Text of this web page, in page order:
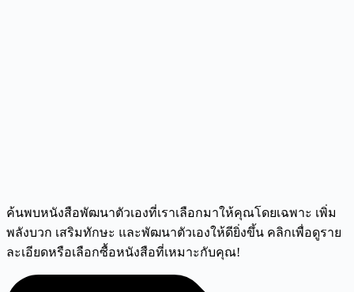
ค้นพบหนังสือพัฒนาตัวเองที่เราเลือกมาให้คุณโดยเฉพาะ เพิ่ม
พลังบวก เสริมทักษะ และพัฒนาตัวเองให้ดียิ่งขึ้น คลิกเพื่อดูราย
ละเอียดหรือเลือกซื้อหนังสือที่เหมาะกับคุณ!